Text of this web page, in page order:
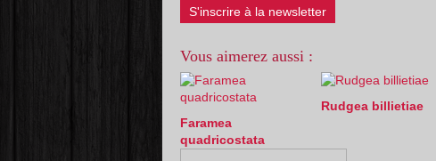
S'inscrire à la newsletter
Vous aimerez aussi :
Faramea
quadricostata
Rudgea billietiae